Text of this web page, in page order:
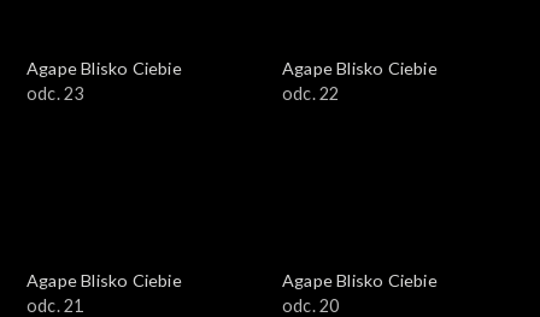
Agape Blisko Ciebie
odc. 23
Agape Blisko Ciebie
odc. 22
Agape Blisko Ciebie
odc. 21
Agape Blisko Ciebie
odc. 20